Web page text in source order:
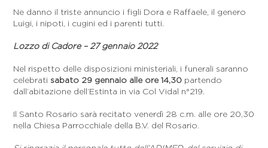
Ne danno il triste annuncio i figli Dora e Raffaele, il genero
Luigi, i nipoti, i cugini ed i parenti tutti.
Lozzo di Cadore – 27 gennaio 2022
Nel rispetto delle disposizioni ministeriali, i funerali saranno
celebratisabato 29 gennaio alle ore 14,30 partendo
dall’abitazione dell’Estinta in via Col Vidal n°219.
Il Santo Rosario sarà recitato venerdì 28 c.m. alle ore 20,30
nella Chiesa Parrocchiale della B.V. del Rosario.